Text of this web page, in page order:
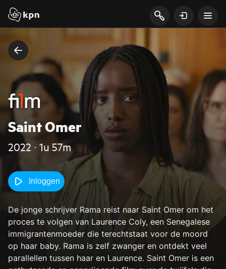
Saint Omer
2022 ‧ 1u 57m
Inloggen
De jonge schrijver Rama reist naar Saint Omer om het
proces te volgen van Laurence Coly, een Senegalese
immigrantenmoeder die terechtstaat voor de moord
op haar baby. Rama is zelf zwanger en ontdekt veel
parallellen tussen haar en Laurence. Saint Omer is een